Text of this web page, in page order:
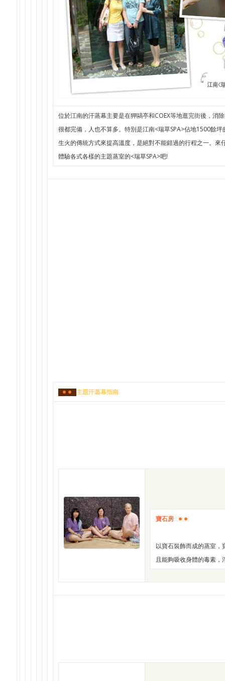
位於江南的汗蒸幕主要是在狎鷗亭和COEX等地逛完街後，消
很都完備，人也不算多。特別是江南<瑞草SPA>佔地1500餘
生火的傳統方式來提高溫度，是絕對不能錯過的行程之一。來
體驗各式各樣的主題蒸室的<瑞草SPA>吧!
主題汗蒸幕指南
寶石房
以寶石裝飾而成的蒸室
且能夠吸收身體的毒素，